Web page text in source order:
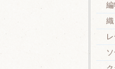
編
織